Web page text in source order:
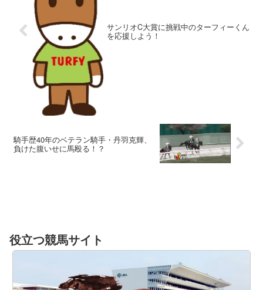
サンリオC大賞に挑戦中のターフィーくん
を応援しよう！
騎手歴40年のベテラン騎手・丹羽克輝、
負けた腹いせに馬殴る！？
役立つ競馬サイト